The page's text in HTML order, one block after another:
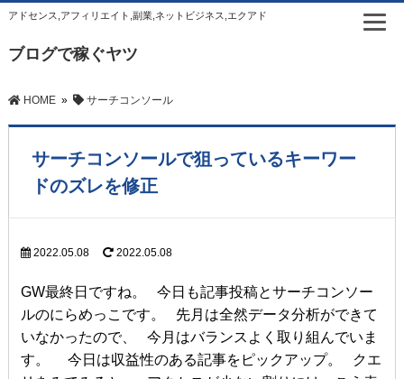
アドセンス,アフィリエイト,副業,ネットビジネス,エクアド
ブログで稼ぐヤツ
HOME» サーチコンソール
サーチコンソールで狙っているキーワー
ドのズレを修正
2022.05.08 2022.05.08
GW最終日ですね。 今日も記事投稿とサーチコンソー
ルのにらめっこです。 先月は全然データ分析ができて
いなかったので、 今月はバランスよく取り組んでいま
す。 今日は収益性のある記事をピックアップ。 クエ